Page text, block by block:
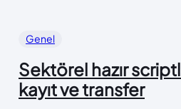
Genel
Sektörel hazır
kayıt ve transfer